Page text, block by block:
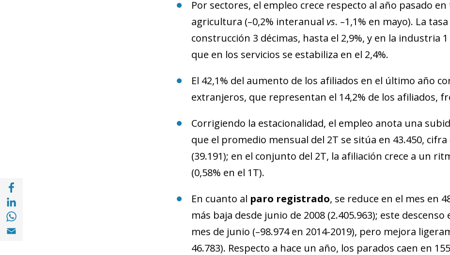
Compartir en with Linkedin (opens in a new window)
Compartir en with Whatsapp (opens in a new window)
Compartir en Email (opens in a new window)
Por sectores, el empleo crece respecto al año pasado
agricultura (–0,2% interanual vs. –1,1% en mayo). La
construcción 3 décimas, hasta el 2,9%, y en la industria
que en los servicios se estabiliza en el 2,4%.
El 42,1% del aumento de los afiliados en el último año
extranjeros, que representan el 14,2% de los afiliados,
Corrigiendo la estacionalidad, el empleo anota una
que el promedio mensual del 2T se sitúa en 43.450,
(39.191); en el conjunto del 2T, la afiliación crece a un
(0,58% en el 1T).
En cuanto al paro registrado, se reduce en el mes en
más baja desde junio de 2008 (2.405.963); este
mes de junio (–98.974 en 2014-2019), pero mejora
46.783). Respecto a hace un año, los parados caen en